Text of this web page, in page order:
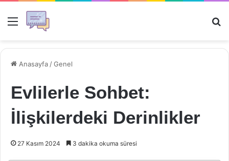
Menü
Anasayfa /Genel
Evlilerle Sohbet:
İlişkilerdeki Derinlikler
27 Kasım 2024 3 dakika okuma süresi